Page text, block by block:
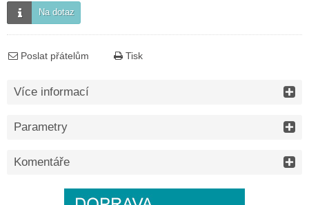
Na dotaz
Poslat přátelům Tisk
Více informací
Parametry
Komentáře